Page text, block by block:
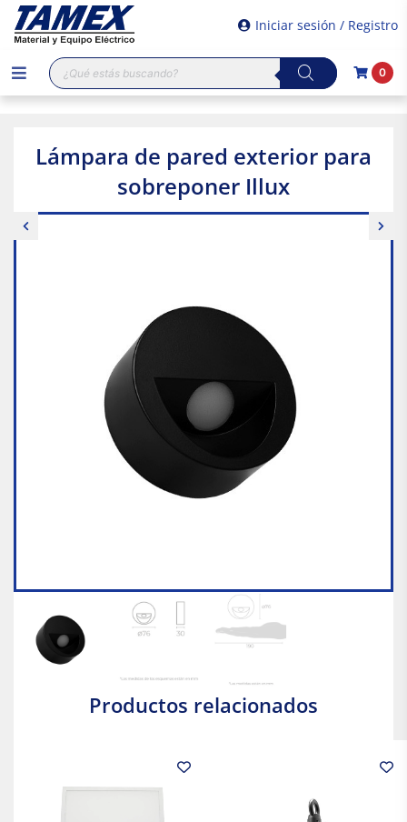
Iniciar sesión / Registro
Búsqueda
de
productos
0
Lámpara de pared exterior para
sobreponer Illux
Productos relacionados